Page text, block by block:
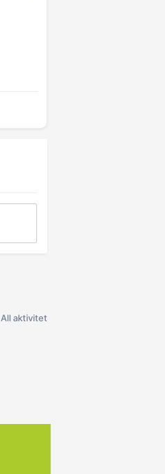
All aktivitet